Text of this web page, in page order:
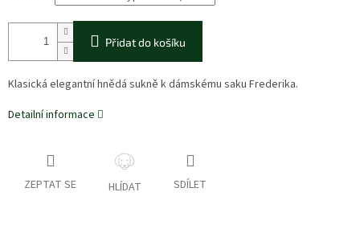
Přidat do košíku
Klasická elegantní hnědá sukně k dámskému saku Frederika.
Detailní informace
ZEPTAT SE HLÍDAT SDÍLET